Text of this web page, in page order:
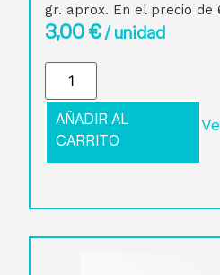
gr. aprox. En el precio de
3,00€/ unidad
AÑADIR AL
CARRITO